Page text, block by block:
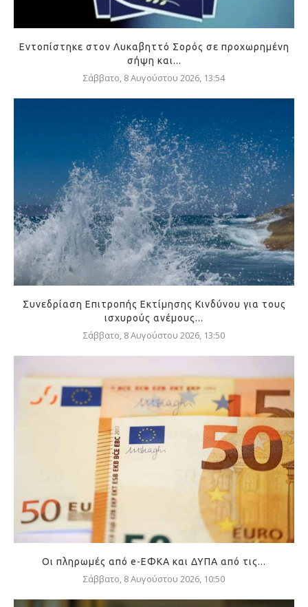
Εντοπίστηκε στον Λυκαβηττό Σορός σε προχωρημένη
σήψη και...
Σάββατο, 8 Αυγούστου 2026, 13:54
Συνεδρίαση Επιτροπής Εκτίμησης Κινδύνου για τους
ισχυρούς ανέμους...
Σάββατο, 8 Αυγούστου 2026, 13:50
Οι πληρωμές από e-ΕΦΚΑ και ΔΥΠΑ από τις...
Σάββατο, 8 Αυγούστου 2026, 10:50